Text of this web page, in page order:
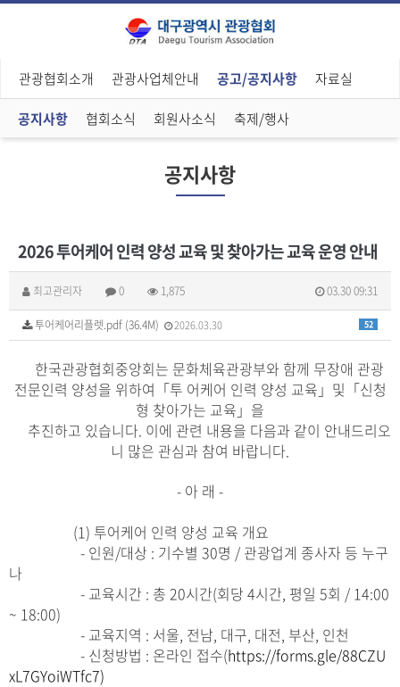
관광협회소개 관광사업체안내 공고/공지사항 자료실
공지사항 협회소식 회원사소식 축제/행사
공지사항
2026 투어케어 인력 양성 교육 및 찾아가는 교육 운영 안내
최고관리자 0 1,875 03.30 09:31
52
투어케어리플렛.pdf (36.4M) 2026.03.30
한국관광협회중앙회는 문화체육관광부와 함께 무장애 관광
전문인력 양성을 위하여「투 어케어 인력 양성 교육」및「신청
형 찾아가는 교육」을
추진하고 있습니다. 이에 관련 내용을 다음과 같이 안내드리오
니 많은 관심과 참여 바랍니다.
- 아 래 -
(1) 투어케어 인력 양성 교육 개요
- 인원/대상 : 기수별 30명 / 관광업계 종사자 등 누구
나
- 교육시간 : 총 20시간(회당 4시간, 평일 5회 / 14:00
~ 18:00)
- 교육지역 : 서울, 전남, 대구, 대전, 부산, 인천
- 신청방법 : 온라인 접수(https://forms.gle/88CZU
xL7GYoiWTfc7)